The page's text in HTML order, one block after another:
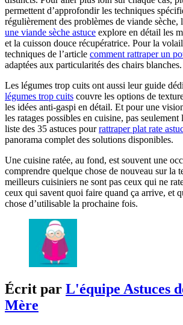
permettent d’approfondir les techniques
régulièrement des problèmes de viande sèche,
une viande sèche astuce explore en détail les
et la cuisson douce récupératrice. Pour la
techniques de l’article comment rattraper un
adaptées aux particularités des chairs blanches.
Les légumes trop cuits ont aussi leur guide
légumes trop cuits couvre les options de
les idées anti-gaspi en détail. Et pour une
les ratages possibles en cuisine, pas seulement
liste des 35 astuces pourrattraper plat rate
panorama complet des solutions disponibles.
Une cuisine ratée, au fond, est souvent une
comprendre quelque chose de nouveau sur la
meilleurs cuisiniers ne sont pas ceux qui ne
ceux qui savent quoi faire quand ça arrive, et
chose d’utilisable la prochaine fois.
Écrit par L'équipe Astuces
Mère